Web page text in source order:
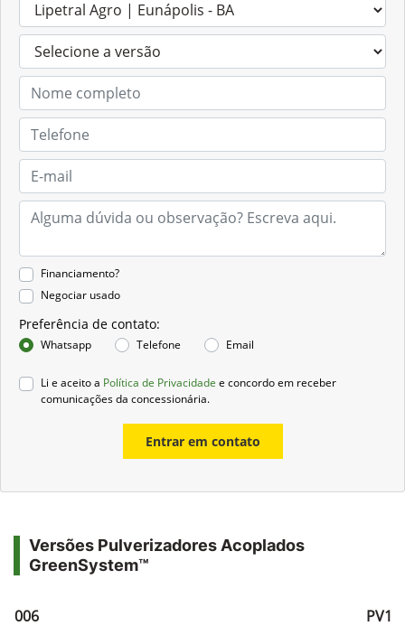
Financiamento?
Negociar usado
Preferência de contato:
Whatsapp Telefone Email
Li e aceito a Política de Privacidade e concordo em receber
comunicações da concessionária.
Entrar em contato
Versões Pulverizadores Acoplados
GreenSystem™